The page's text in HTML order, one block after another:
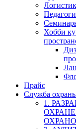
Хобби
Прайс
Служба
1.